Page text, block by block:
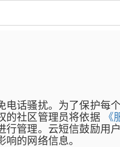
电话骚扰。为了保护每
的社区管理员将依据
行管理。云短信鼓励用
的网络信息。